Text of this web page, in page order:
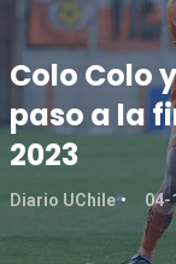
Colo Colo
paso a la
2023
Diario UChile 04-